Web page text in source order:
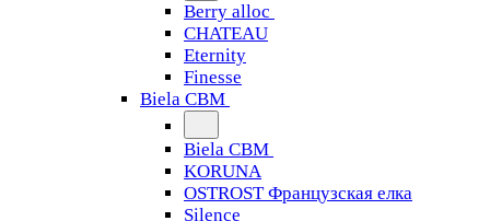
Berry alloc
CHATEAU
Eternity
Finesse
Biela CBM
Biela CBM
KORUNA
OSTROST Французская елка
Silence